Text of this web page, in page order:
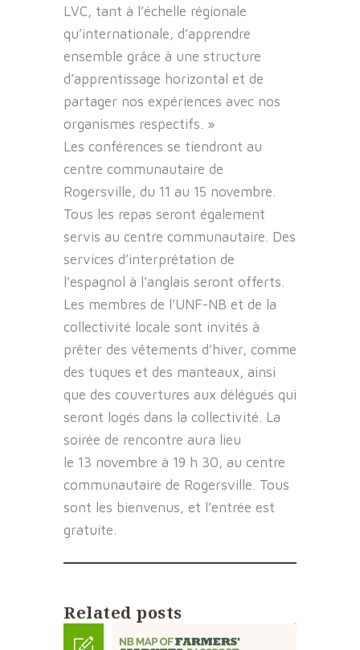
LVC, tant à l’échelle régionale
qu’internationale, d’apprendre
ensemble grâce à une structure
d’apprentissage horizontal et de
partager nos expériences avec nos
organismes respectifs. »
Les conférences se tiendront au
centre communautaire de
Rogersville, du 11 au 15 novembre.
Tous les repas seront également
servis au centre communautaire. Des
services d’interprétation de
l’espagnol à l’anglais seront offerts.
Les membres de l’UNF-NB et de la
collectivité locale sont invités à
prêter des vêtements d’hiver, comme
des tuques et des manteaux, ainsi
que des couvertures aux délégués qui
seront logés dans la collectivité. La
soirée de rencontre aura lieu
le 13 novembre à 19 h 30, au centre
communautaire de Rogersville. Tous
sont les bienvenus, et l’entrée est
gratuite.
Related posts